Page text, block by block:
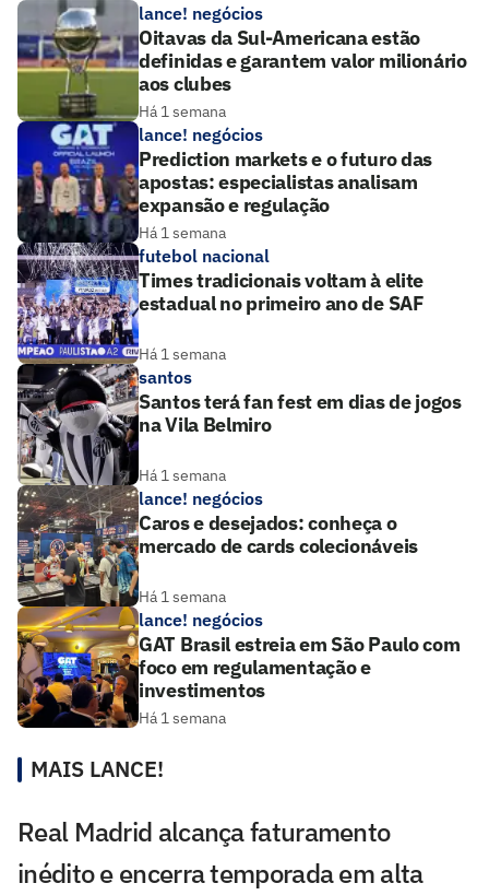
lance! negócios
Oitavas da Sul-Americana estão
definidas e garantem valor milionário
aos clubes
Há 1 semana
lance! negócios
Prediction markets e o futuro das
apostas: especialistas analisam
expansão e regulação
Há 1 semana
futebol nacional
Times tradicionais voltam à elite
estadual no primeiro ano de SAF
Há 1 semana
santos
Santos terá fan fest em dias de jogos
na Vila Belmiro
Há 1 semana
lance! negócios
Caros e desejados: conheça o
mercado de cards colecionáveis
Há 1 semana
lance! negócios
GAT Brasil estreia em São Paulo com
foco em regulamentação e
investimentos
Há 1 semana
MAIS LANCE!
Real Madrid alcança faturamento
inédito e encerra temporada em alta